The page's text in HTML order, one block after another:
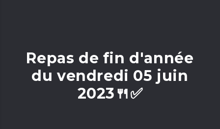
Repas de fin d'année
du vendredi 05 juin
2023🍴✅